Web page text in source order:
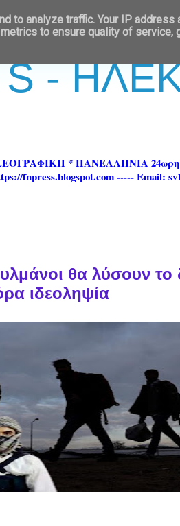
S -
* ΠΑΝΕΛΛΗΝΙΑ
fnpress.blogspot.com ----- Email:
θα λύσουν το
ιδεοληψία
to analyze traffic. Your IP address
to ensure quality of service,